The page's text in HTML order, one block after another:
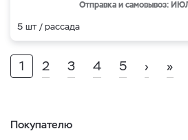
Отправка и самовывоз:
5 шт / рассада
1 2 3 4 5 › »
Покупателю